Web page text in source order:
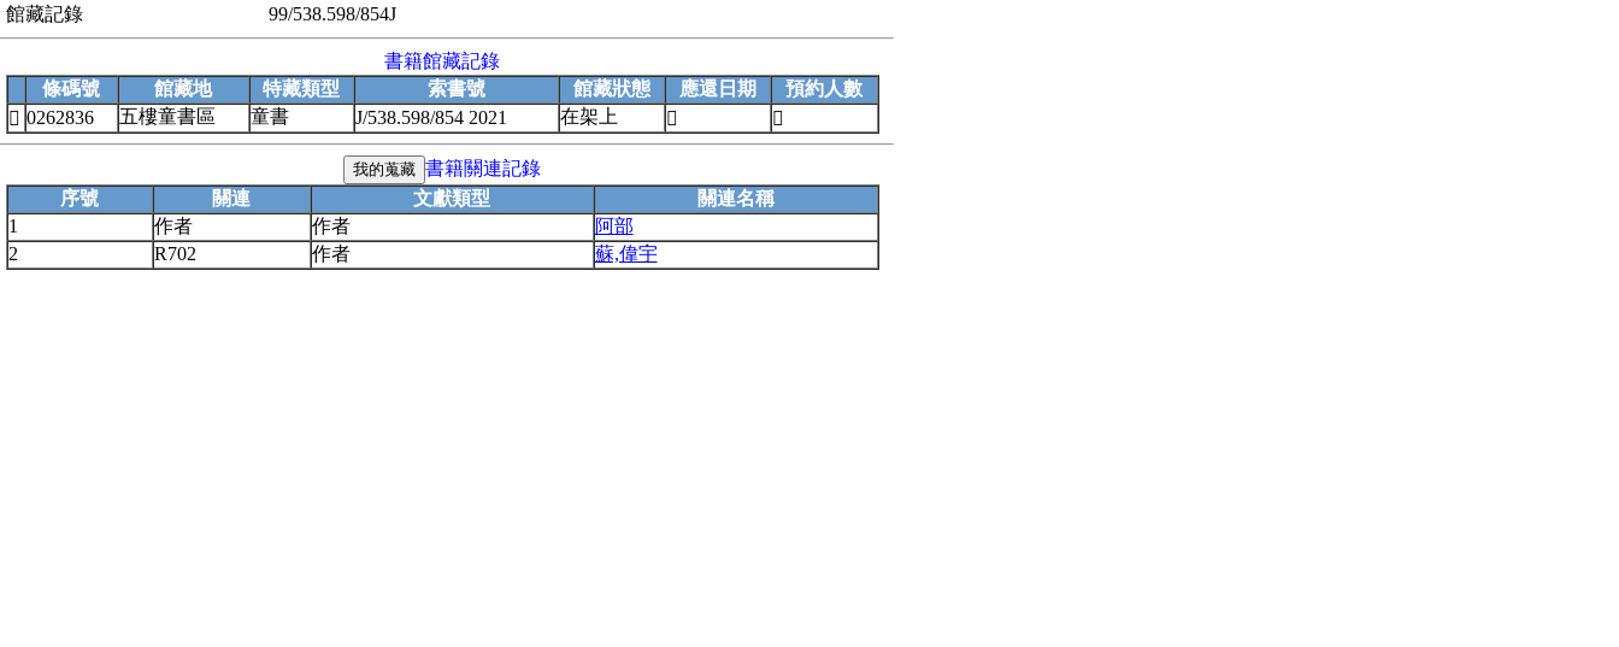
館藏記錄
99/538.598/854J
書籍館藏記錄
條碼號
館藏地 特藏類型 索書號 館藏狀態 應還日期
預約人數
 0262836 五樓童書區 童書 J/538.598/854 2021 在架上  
書籍關連記錄
序號
關連 文獻類型
關連名稱
1
作者 作者
阿部
2
R702 作者 蘇,偉宇